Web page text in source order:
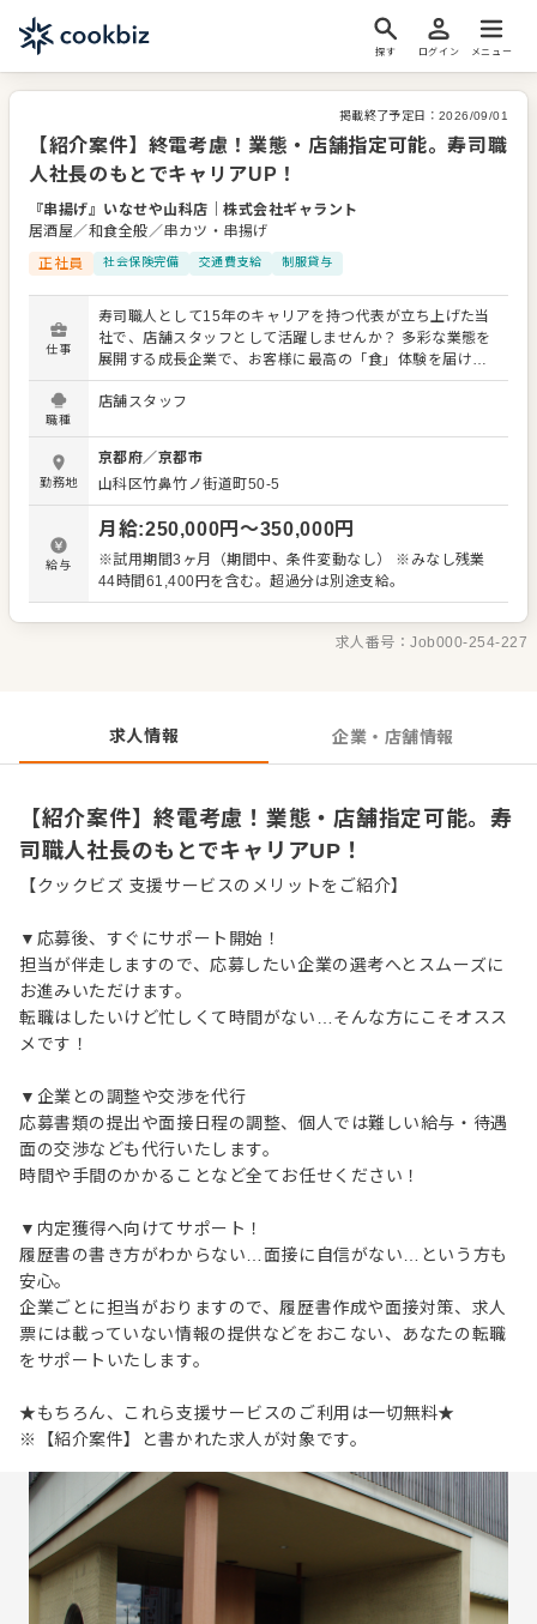
探す ログイン メニュー
掲載終了予定日： 2026/09/01
【紹介案件】終電考慮！業態・店舗指定可能。寿司職
人社長のもとでキャリアUP！
『串揚げ』いなせや山科店 ｜株式会社ギャラント
居酒屋／和食全般／串カツ・串揚げ
正社員
社会保険完備 交通費支給 制服貸与
仕事
寿司職人として15年のキャリアを持つ代表が立ち上げた当
社で、店舗スタッフとして活躍しませんか？ 多彩な業態を
展開する成長企業で、お客様に最高の「食」体験を届けま
しょう。 入社後、まずはメニューを覚えることからスター
ト。レギュラーメニューに加え、季節限定メニューも提供
内、オーダー、レジ対応など）、簡単な調理や仕込み、仕
入れ・在庫管理、まかない作り、アルバイトスタッフの教
育など、 多岐にわたる業務をお任せします。 よりよいお店
づくりのためのオペレーション改善や構築についてのアイ
デアも大歓迎です。 スキルに合わせた業務から始め、先輩
スタッフが丁寧にサポート。経験が浅い方も安心して成長
できる環境です。 出店予定も豊富で、将来は店長や料理
＜おすすめポイント＞ 業態や店舗の指定が可能です。終電
を考慮した勤務で、プライベートも確保できます。 独立支
職種
店舗スタッフ
勤務地
京都府／京都市
山科区竹鼻竹ノ街道町50-5
給与
月給:250,000円〜350,000円
※試用期間3ヶ月（期間中、条件変動なし） ※みなし残業
44時間61,400円を含む。超過分は別途支給。
求人番号：Job000-254-227
求人情報 企業・店舗情報
【紹介案件】終電考慮！業態・店舗指定可能。寿
司職人社長のもとでキャリアUP！
【クックビズ 支援サービスのメリットをご紹介】
▼応募後、すぐにサポート開始！
担当が伴走しますので、応募したい企業の選考へとスムーズに
お進みいただけます。
転職はしたいけど忙しくて時間がない…そんな方にこそオスス
メです！
▼企業との調整や交渉を代行
応募書類の提出や面接日程の調整、個人では難しい給与・待遇
面の交渉なども代行いたします。
時間や手間のかかることなど全てお任せください！
▼内定獲得へ向けてサポート！
履歴書の書き方がわからない…面接に自信がない…という方も
安心。
企業ごとに担当がおりますので、履歴書作成や面接対策、求人
票には載っていない情報の提供などをおこない、あなたの転職
をサポートいたします。
★もちろん、これら支援サービスのご利用は一切無料★
※【紹介案件】と書かれた求人が対象です。